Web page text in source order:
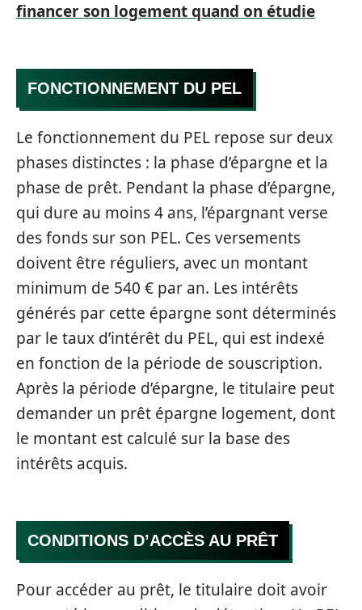
financer son logement quand on étudie
FONCTIONNEMENT DU PEL
Le fonctionnement du PEL repose sur deux
phases distinctes : la phase d’épargne et la
phase de prêt. Pendant la phase d’épargne,
qui dure au moins 4 ans, l’épargnant verse
des fonds sur son PEL. Ces versements
doivent être réguliers, avec un montant
minimum de 540 € par an. Les intérêts
générés par cette épargne sont déterminés
par le taux d’intérêt du PEL, qui est indexé
en fonction de la période de souscription.
Après la période d’épargne, le titulaire peut
demander un prêt épargne logement, dont
le montant est calculé sur la base des
intérêts acquis.
CONDITIONS D’ACCÈS AU PRÊT
Pour accéder au prêt, le titulaire doit avoir